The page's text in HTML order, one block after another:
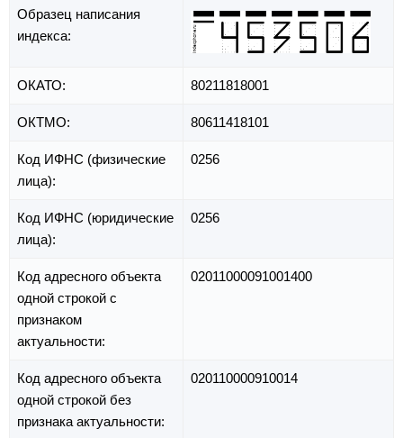
Образец написания
индекса:
ОКАТО: 80211818001
ОКТМО: 80611418101
Код ИФНС (физические
лица):
0256
Код ИФНС (юридические
лица):
0256
Код адресного объекта
одной строкой с
признаком
актуальности:
02011000091001400
Код адресного объекта
одной строкой без
признака актуальности:
020110000910014